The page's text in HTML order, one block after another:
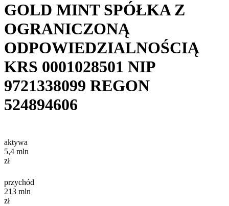
GOLD MINT SPÓŁKA Z
OGRANICZONĄ
ODPOWIEDZIALNOŚCIĄ
KRS 0001028501 NIP
9721338099 REGON
524894606
aktywa
5,4 mln
zł
przychód
213 mln
zł